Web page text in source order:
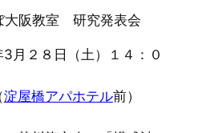
大阪教室 研究発表会
月２８日（土）１４：０
淀屋橋アパホテル前）